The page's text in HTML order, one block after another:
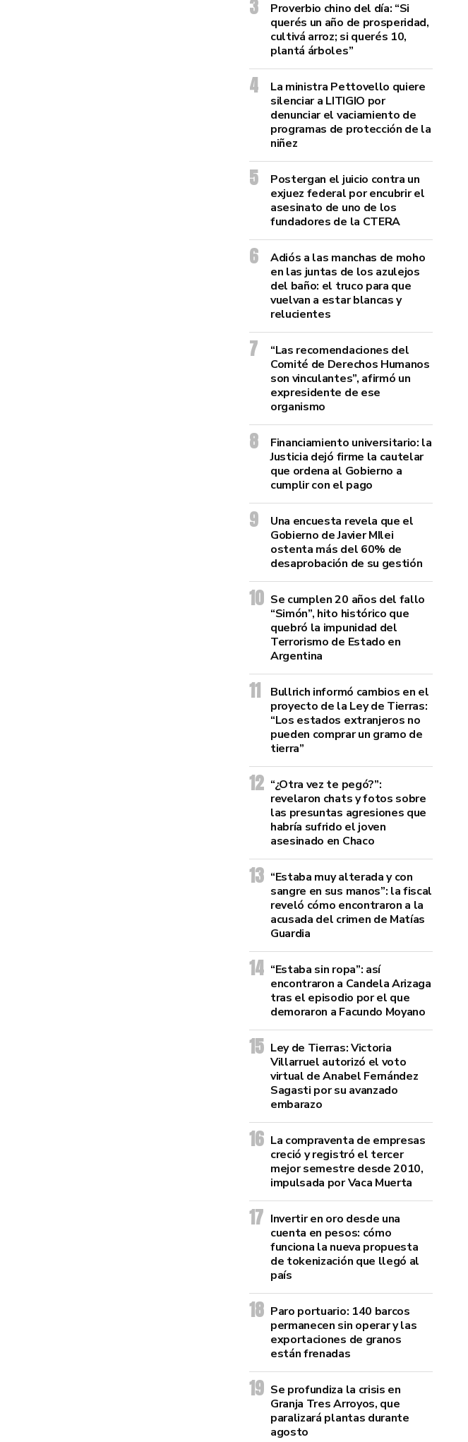
Proverbio chino del día: “Si
querés un año de prosperidad,
cultivá arroz; si querés 10,
plantá árboles”
La ministra Pettovello quiere
silenciar a LITIGIO por
denunciar el vaciamiento de
programas de protección de la
niñez
Postergan el juicio contra un
exjuez federal por encubrir el
asesinato de uno de los
fundadores de la CTERA
Adiós a las manchas de moho
en las juntas de los azulejos
del baño: el truco para que
vuelvan a estar blancas y
relucientes
“Las recomendaciones del
Comité de Derechos Humanos
son vinculantes”, afirmó un
expresidente de ese
organismo
Financiamiento universitario: la
Justicia dejó firme la cautelar
que ordena al Gobierno a
cumplir con el pago
Una encuesta revela que el
Gobierno de Javier MIlei
ostenta más del 60% de
desaprobación de su gestión
Se cumplen 20 años del fallo
“Simón”, hito histórico que
quebró la impunidad del
Terrorismo de Estado en
Argentina
Bullrich informó cambios en el
proyecto de la Ley de Tierras:
“Los estados extranjeros no
pueden comprar un gramo de
tierra”
“¿Otra vez te pegó?”:
revelaron chats y fotos sobre
las presuntas agresiones que
habría sufrido el joven
asesinado en Chaco
“Estaba muy alterada y con
sangre en sus manos”: la fiscal
reveló cómo encontraron a la
acusada del crimen de Matías
Guardia
“Estaba sin ropa”: así
encontraron a Candela Arizaga
tras el episodio por el que
demoraron a Facundo Moyano
Ley de Tierras: Victoria
Villarruel autorizó el voto
virtual de Anabel Fernández
Sagasti por su avanzado
embarazo
La compraventa de empresas
creció y registró el tercer
mejor semestre desde 2010,
impulsada por Vaca Muerta
Invertir en oro desde una
cuenta en pesos: cómo
funciona la nueva propuesta
de tokenización que llegó al
país
Paro portuario: 140 barcos
permanecen sin operar y las
exportaciones de granos
están frenadas
Se profundiza la crisis en
Granja Tres Arroyos, que
paralizará plantas durante
agosto